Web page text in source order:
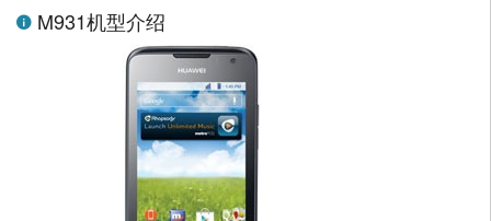
M931机型介绍